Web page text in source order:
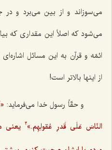
می‌سوزاند و از بین می‌برد و
می‌شود که اصلاً این مقداری که
ائمّه و قرآن به این مسائل
از اینها بالاتر است!
و حقّاً رسول خدا می‌فرماید:
النّاسَ عَلَی قَدرِ عُقولِهِم.»3
یعنی